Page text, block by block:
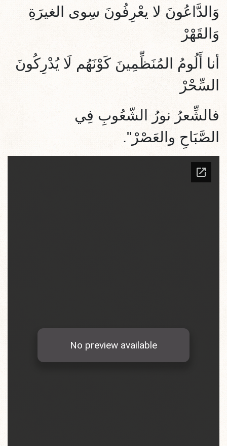
وَالدَّاعُونَ لا يعْرِفُونَ سِوى الغيرَةِ
وَالقَهْرْ
أنا أَلُومُ المُنَظِّمِينَ كَوْنَهُم لَا يُدْرِكُونَ
السِّحْرْ
فالشِّعرُ نورُ الشّعُوبِ فِي
الصَّبَاحِ والعَصْرْ".